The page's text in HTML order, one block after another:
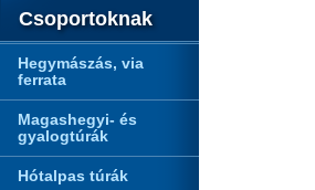
Csoportoknak
Hegymászás, via
ferrata
Magashegyi- és
gyalogtúrák
Hótalpas túrák